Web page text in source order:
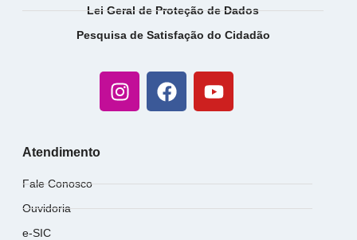
Lei Geral de Proteção de Dados
Pesquisa de Satisfação do Cidadão
Atendimento
Fale Conosco
Ouvidoria
e-SIC